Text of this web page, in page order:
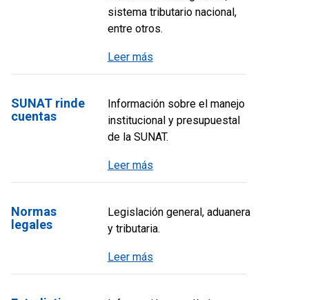
sistema tributario nacional,
entre otros.
Leer más
SUNAT rinde
cuentas
Información sobre el manejo
institucional y presupuestal
de la SUNAT.
Leer más
Normas
legales
Legislación general, aduanera
y tributaria.
Leer más